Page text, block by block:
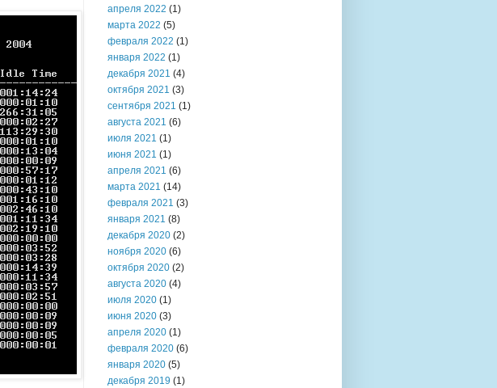
апреля 2022 (1)
марта 2022 (5)
февраля 2022 (1)
января 2022 (1)
декабря 2021 (4)
октября 2021 (3)
сентября 2021 (1)
августа 2021 (6)
июля 2021 (1)
июня 2021 (1)
апреля 2021 (6)
марта 2021 (14)
февраля 2021 (3)
января 2021 (8)
декабря 2020 (2)
ноября 2020 (6)
октября 2020 (2)
августа 2020 (4)
июля 2020 (1)
июня 2020 (3)
апреля 2020 (1)
февраля 2020 (6)
января 2020 (5)
декабря 2019 (1)